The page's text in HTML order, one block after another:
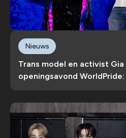
Trans model en activist Gia
openingsavond WorldPride:
Nieuws